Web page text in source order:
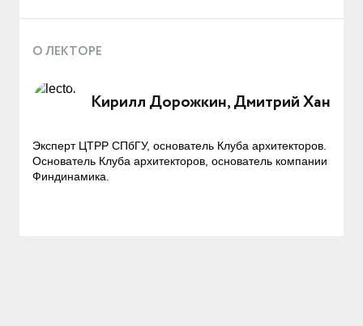
О ЛЕКТОРЕ
Кирилл Дорожкин, Дмитрий Хан
Эксперт ЦТРР СПбГУ, основатель Клуба архитекторов.
Основатель Клуба архитекторов, основатель компании
Финдинамика.